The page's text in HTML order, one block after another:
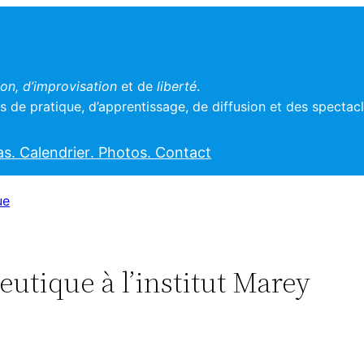
d’improvisation et deliberté.
de pratique, d’apprentissage, de diffusion et des
. Calendrier. Photos. Contact
à l’institut Marey